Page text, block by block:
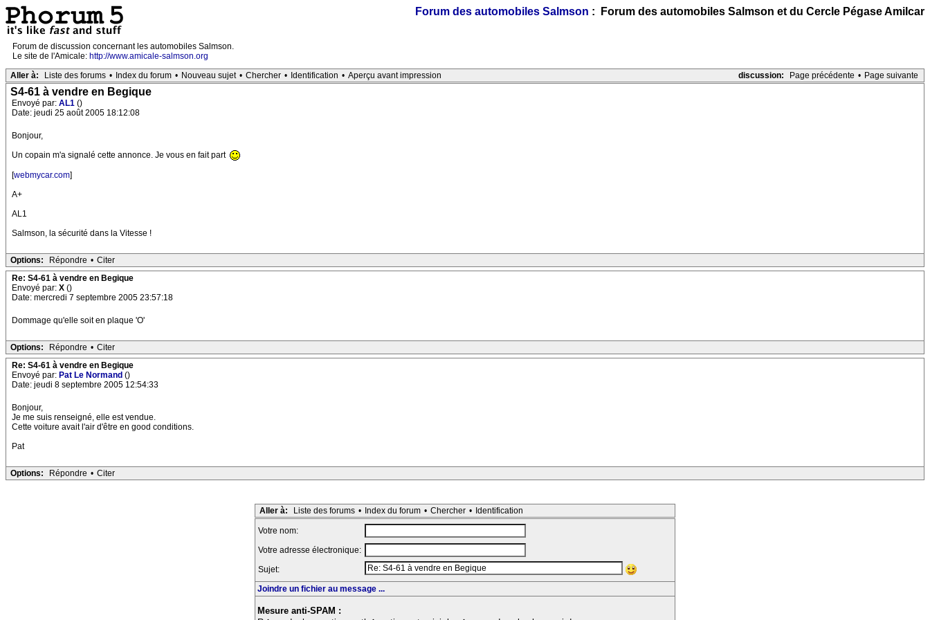
Forum des automobiles Salmson : Forum des automobiles Salmson et du Cercle Pégase Amilcar
Forum de discussion concernant les automobiles Salmson.
Le site de l'Amicale: http://www.amicale-salmson.org
discussion:
Page précédente • Page suivante
Aller à: Liste des forums • Index du forum • Nouveau sujet • Chercher • Identification • Aperçu avant impression
S4-61 à vendre en Begique
Envoyé par: AL1 ()
Date: jeudi 25 août 2005 18:12:08
Bonjour,
Un copain m'a signalé cette annonce. Je vous en fait part
[webmycar.com]
A+
AL1
Salmson, la sécurité dans la Vitesse !
Options: Répondre • Citer
Re: S4-61 à vendre en Begique
Envoyé par: X ()
Date: mercredi 7 septembre 2005 23:57:18
Dommage qu'elle soit en plaque 'O'
Options: Répondre • Citer
Re: S4-61 à vendre en Begique
Envoyé par: Pat Le Normand ()
Date: jeudi 8 septembre 2005 12:54:33
Bonjour,
Je me suis renseigné, elle est vendue.
Cette voiture avait l'air d'être en good conditions.
Pat
Options: Répondre • Citer
Aller à: Liste des forums • Index du forum • Chercher • Identification
Votre nom:
Votre adresse électronique:
Sujet:
Joindre un fichier au message ...
Mesure anti-SPAM :